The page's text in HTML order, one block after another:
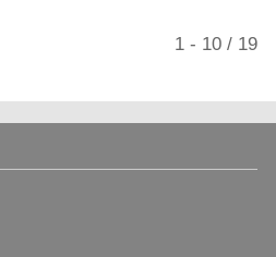
1 - 10 / 19